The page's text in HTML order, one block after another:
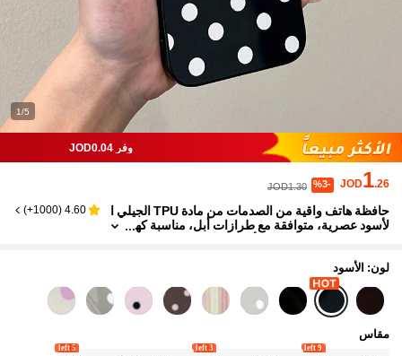
1/5
وفر JOD0.04
JOD1.26
%3-
JOD1.30
حافظة هاتف واقية من الصدمات من مادة TPU الجيلي ا
لأسود عصرية، متوافقة مع طرازات أبل، مناسبة كه
4.60
(
1000+
)
لون: الأسود
مقاس
9 left
3 left
5 left